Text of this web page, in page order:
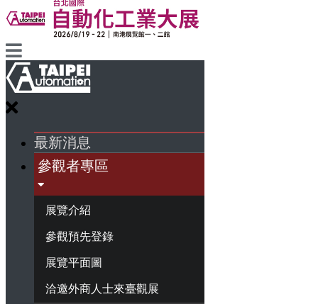
最新消息
參觀者專區
展覽介紹
參觀預先登錄
展覽平面圖
洽邀外商人士來臺觀展